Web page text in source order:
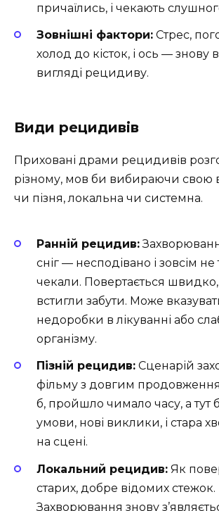
причаїлись, і чекають
Зовнішні фактори: Стрес,
холод до кісток, і ось — знову
вигляді рецидиву.
Види рецидивів
Приховані драми рецидивів
різному, мов би вибираючи свою
чи пізня, локальна чи системна.
Ранній рецидив:
сніг — несподівано і зовсім
чекали. Повертається швидко,
встигли забути. Може
недоробки в лікуванні або
організму.
Пізній рецидив: Сценарій
фільму з довгим
б, пройшло чимало часу, а тут
умови, нові виклики, і стара
на сцені.
Локальний рецидив: Як
старих, добре відомих стежок.
Захворювання знову